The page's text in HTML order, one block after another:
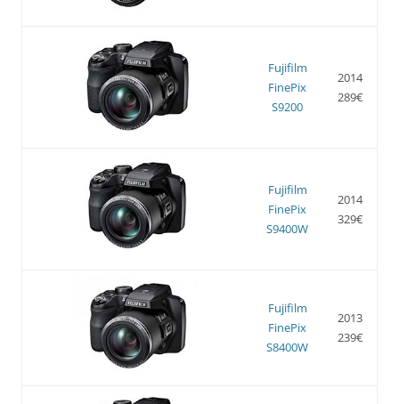
Fujifilm
FinePix
S9200
2014
289€
Fujifilm
FinePix
S9400W
2014
329€
Fujifilm
FinePix
S8400W
2013
239€